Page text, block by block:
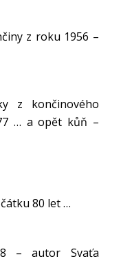
z roku 1956 –
z končinového
… a opět kůň –
80 let …
– autor Svaťa